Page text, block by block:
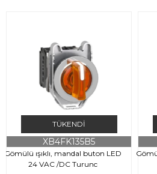
TÜKENDI
Gömülü ışıklı, mandal buton LED
24 VAC /DC Turunc
XB4FK135B5